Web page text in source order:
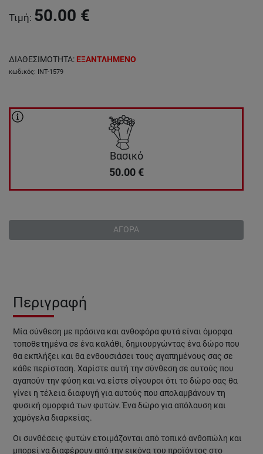
Τιμή: 50.00 €
ΔΙΑΘΕΣΙΜΟΤΗΤΑ: ΕΞΑΝΤΛΗΜΕΝΟ
κωδικός: INT-1579
Βασικό
50.00 €
ΑΓΟΡΑ
Περιγραφή
Μία σύνθεση με πράσινα και ανθοφόρα φυτά είναι όμορφα
τοποθετημένα σε ένα καλάθι, δημιουργώντας ένα δώρο που
θα εκπλήξει και θα ενθουσιάσει τους αγαπημένους σας σε
κάθε περίσταση. Χαρίστε αυτή την σύνθεση σε αυτούς που
αγαπούν την φύση και να είστε σίγουροι ότι το δώρο σας θα
γίνει η τέλεια διαφυγή για αυτούς που απολαμβάνουν τη
φυσική ομορφιά των φυτών. Ένα δώρο για απόλαυση και
χαμόγελα διαρκείας.
Οι συνθέσεις φυτών ετοιμάζονται από τοπικό ανθοπώλη και
μπορεί να διαφέρουν από την εικόνα του προϊόντος στο